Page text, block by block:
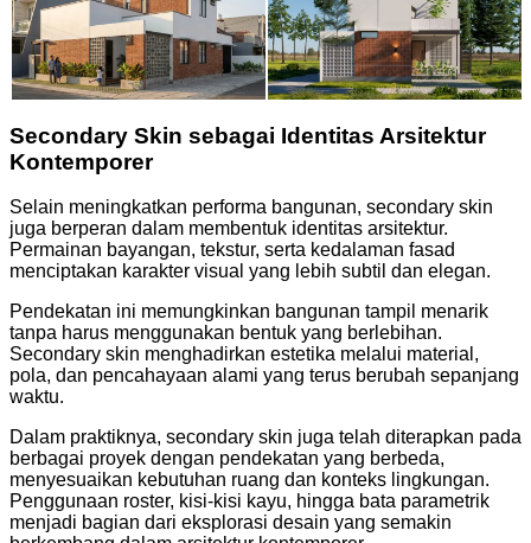
Secondary Skin sebagai Identitas Arsitektur
Kontemporer
Selain meningkatkan performa bangunan, secondary skin
juga berperan dalam membentuk identitas arsitektur.
Permainan bayangan, tekstur, serta kedalaman fasad
menciptakan karakter visual yang lebih subtil dan elegan.
Pendekatan ini memungkinkan bangunan tampil menarik
tanpa harus menggunakan bentuk yang berlebihan.
Secondary skin menghadirkan estetika melalui material,
pola, dan pencahayaan alami yang terus berubah sepanjang
waktu.
Dalam praktiknya, secondary skin juga telah diterapkan pada
berbagai proyek dengan pendekatan yang berbeda,
menyesuaikan kebutuhan ruang dan konteks lingkungan.
Penggunaan roster, kisi-kisi kayu, hingga bata parametrik
menjadi bagian dari eksplorasi desain yang semakin